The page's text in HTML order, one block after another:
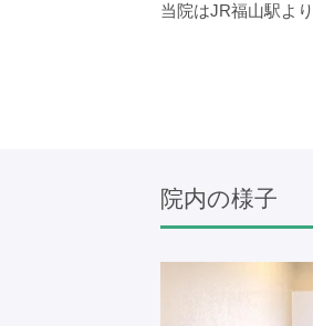
当院はJR福山駅よ
院内の様子